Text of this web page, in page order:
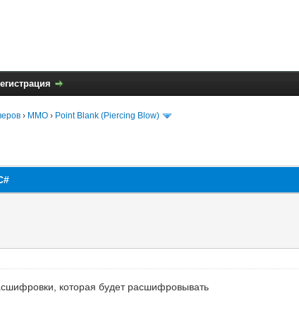
› MMO › Point Blank (Piercing Blow)
которая будет расшифровывать